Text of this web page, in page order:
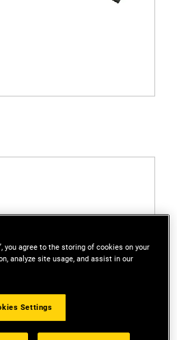
you agree to the storing of cookies on your
analyze site usage, and assist in our
Settings